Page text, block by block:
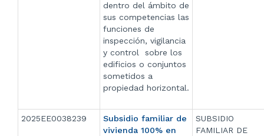
dentro del ámbito de
sus competencias las
funciones de
inspección, vigilancia
y control sobre los
edificios o conjuntos
sometidos a
propiedad horizontal.
2025EE0038239
Subsidio familiar de
vivienda 100% en
SUBSIDIO
FAMILIAR DE